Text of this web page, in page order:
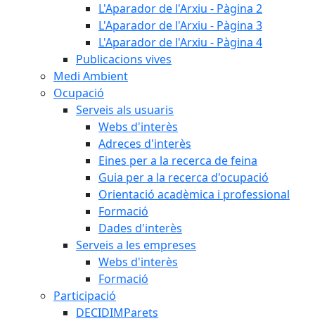
L'Aparador de l'Arxiu - Pàgina 2
L'Aparador de l'Arxiu - Pàgina 3
L'Aparador de l'Arxiu - Pàgina 4
Publicacions vives
Medi Ambient
Ocupació
Serveis als usuaris
Webs d'interès
Adreces d'interès
Eines per a la recerca de feina
Guia per a la recerca d'ocupació
Orientació acadèmica i professional
Formació
Dades d'interès
Serveis a les empreses
Webs d'interès
Formació
Participació
DECIDIMParets